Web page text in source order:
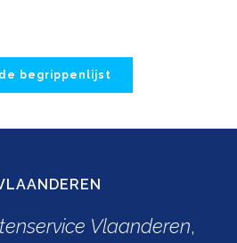
begrippenlijst
Vlaanderen,